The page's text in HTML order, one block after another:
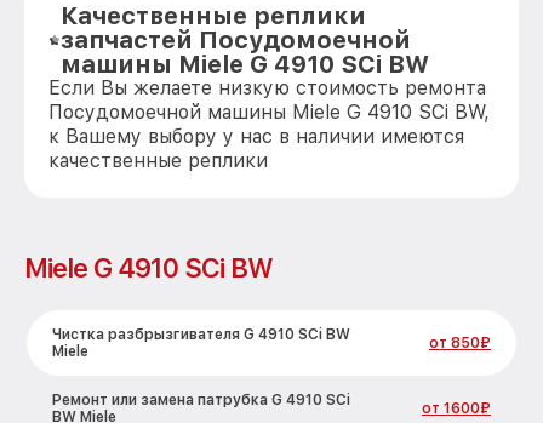
Качественные реплики
запчастей Посудомоечной
машины Miele G 4910 SCi BW
Если Вы желаете низкую стоимость ремонта
Посудомоечной машины Miele G 4910 SCi BW,
к Вашему выбору у нас в наличии имеются
качественные реплики
Miele G 4910 SCi BW
Чистка разбрызгивателя G 4910 SCi BW
Miele
от 850₽
Ремонт или замена патрубка G 4910 SCi
BW Miele
от 1600₽